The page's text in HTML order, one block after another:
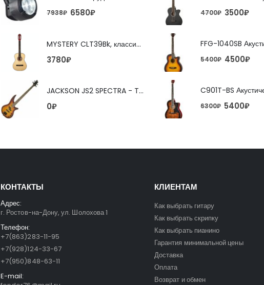
7938₽ 6580₽
MYSTERY CLT39Bk, классическая гитара
3780₽
JACKSON JS2 SPECTRA - TOBACCO BURST 4-струнная бас-гитара
0₽
4700₽ 3500₽
5400₽ 4500₽
6300₽ 5400₽
КОНТАКТЫ
Адрес:
г. Ростов-на-Дону, ул. Шолохова 1
Телефон:
+7(863)283-11-95
+7(928)124-33-67
+7(950)848-63-11
E-mail:
КЛИЕНТАМ
Как выбрать гитару
Как выбрать скрипку
Как выбрать пианино
Гарантия минимальной цены
Доставка
Оплата
Возврат и обмен